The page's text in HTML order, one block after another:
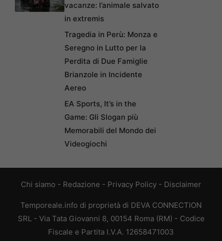
vacanze: l’animale salvato
in extremis
Tragedia in Perù: Monza e
Seregno in Lutto per la
Perdita di Due Famiglie
Brianzole in Incidente
Aereo
EA Sports, It’s in the
Game: Gli Slogan più
Memorabili del Mondo dei
Videogiochi
Chi siamo - Redazione - Privacy Policy - Disclaimer
Temporeale.info di proprietà di DEVA CONNECTION
SRL - Via Tata Giovanni 8, 00154 Roma (RM) - Codice
Fiscale e Partita I.V.A. 12658471003